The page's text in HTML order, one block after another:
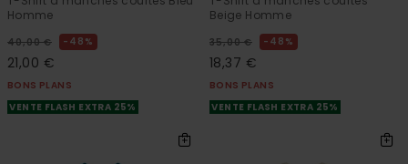
Homme
40,00 € 48%
21,00 €
BONS PLANS
VENTE FLASH EXTRA 25%
Beige Homme
35,00 € 48%
18,37 €
BONS PLANS
VENTE FLASH EXTRA 25%